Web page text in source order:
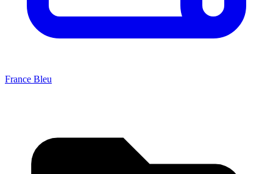
France Bleu